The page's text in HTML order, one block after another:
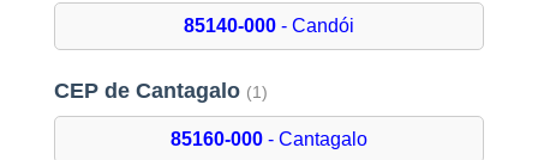
85140-000- Candói
CEP de Cantagalo (1)
85160-000- Cantagalo